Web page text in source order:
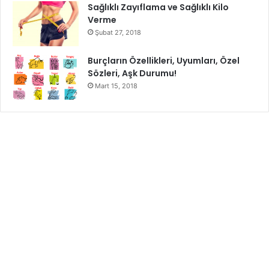
Sağlıklı Zayıflama ve Sağlıklı Kilo
Verme
Şubat 27, 2018
Burçların Özellikleri, Uyumları, Özel
Sözleri, Aşk Durumu!
Mart 15, 2018